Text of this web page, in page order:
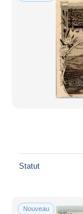
Statut
Nouveau